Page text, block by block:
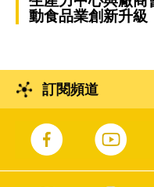
動食品業創新升級
訂閱頻道